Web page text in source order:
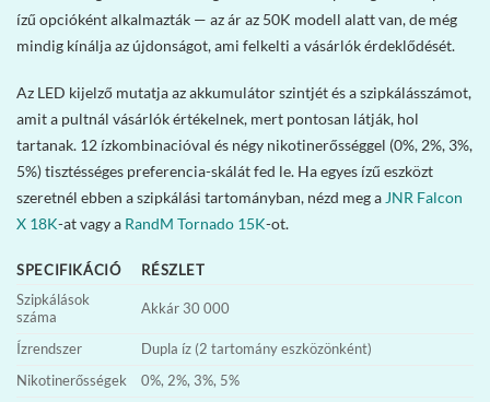
ízű opcióként alkalmazták — az ár az 50K modell alatt van, de még
mindig kínálja az újdonságot, ami felkelti a vásárlók érdeklődését.
Az LED kijelző mutatja az akkumulátor szintjét és a szipkálásszámot,
amit a pultnál vásárlók értékelnek, mert pontosan látják, hol
tartanak. 12 ízkombinacióval és négy nikotinerősséggel (0%, 2%, 3%,
5%) tisztésséges preferencia-skálát fed le. Ha egyes ízű eszközt
szeretnél ebben a szipkálási tartományban, nézd meg a JNR Falcon
X 18K-at vagy a RandM Tornado 15K-ot.
SPECIFIKÁCIÓ
RÉSZLET
Szipkálások
száma
Akkár 30 000
Ízrendszer
Dupla íz (2 tartomány eszközönként)
Nikotinerősségek
0%, 2%, 3%, 5%